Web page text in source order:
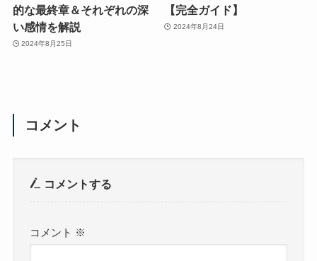
的な最終章＆それぞれの深
い感情を解説
2024年8月25日
【完全ガイド】
2024年8月24日
コメント
コメントする
コメント ※